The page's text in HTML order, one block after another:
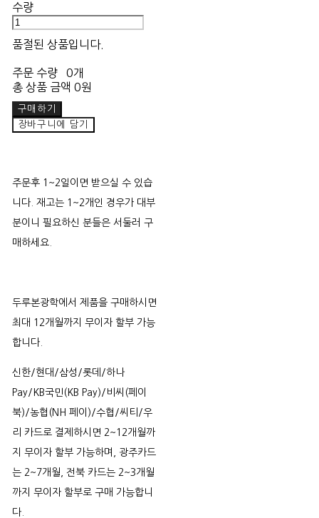
수량
품절된 상품입니다.
주문 수량
0개
총 상품 금액 0원
구매하기
장바구니에 담기
주문후 1~2일이면 받으실 수 있습
니다. 재고는 1~2개인 경우가 대부
분이니 필요하신 분들은 서둘러 구
매하세요.
두루본광학에서 제품을 구매하시면
최대 12개월까지 무이자 할부 가능
합니다.
신한/현대/삼성/롯데/하나
Pay/KB국민(KB Pay)/비씨(페이
북)/농협(NH 페이)/수협/씨티/우
리 카드로 결제하시면 2~12개월까
지 무이자 할부 가능하며, 광주카드
는 2~7개월, 전북 카드는 2~3개월
까지 무이자 할부로 구매 가능합니
다.